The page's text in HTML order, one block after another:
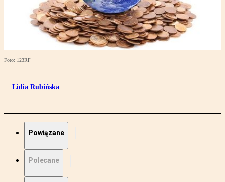
Foto: 123RF
Lidia Rubińska
Powiązane
Polecane